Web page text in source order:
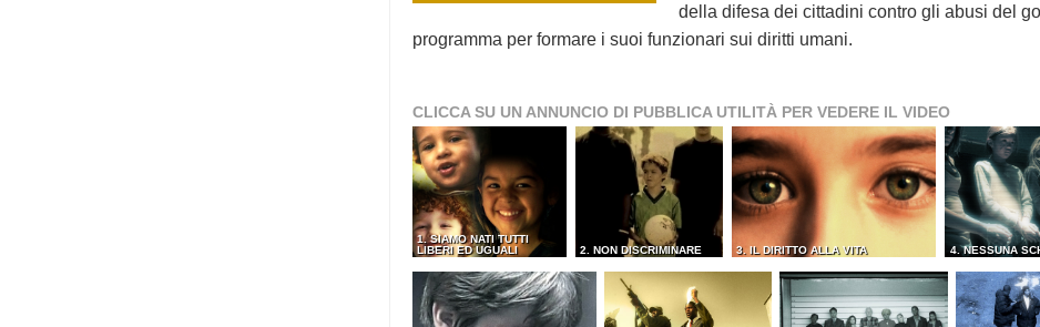
della difesa dei cittadini contro gli abusi del
programma per formare i suoi funzionari sui diritti umani.
CLICCA SU UN ANNUNCIO DI PUBBLICA UTILITÀ PER VEDERE IL VIDEO
1. SIAMO NATI TUTTI
LIBERI ED UGUALI
2. NON DISCRIMINARE 3. IL DIRITTO ALLA VITA 4. NESSUNA